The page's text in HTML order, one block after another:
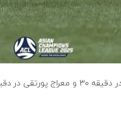
و تک گل تیم